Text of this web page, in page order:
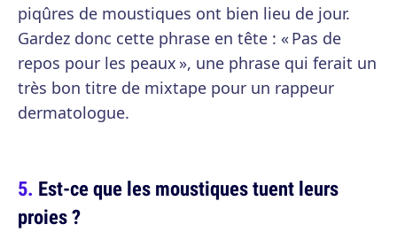
piqûres de moustiques ont bien lieu de jour.
Gardez donc cette phrase en tête : « Pas de
repos pour les peaux », une phrase qui ferait un
très bon titre de mixtape pour un rappeur
dermatologue.
Est-ce que les moustiques tuent leurs
proies ?